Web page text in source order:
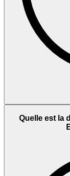
Quelle est la